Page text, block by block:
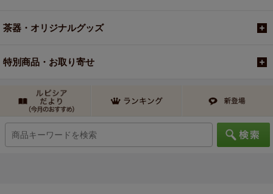
茶器・オリジナルグッズ
特別商品・お取り寄せ